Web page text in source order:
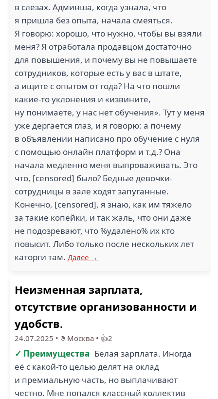
в слезах. Админша, когда узнала, что
я пришла без опыта, начала смеяться.
Я говорю: хорошо, что нужно, чтобы вы взяли
меня? Я отработала продавцом достаточно
для повышения, и почему вы не повышаете
сотрудников, которые есть у вас в штате,
а ищите с опытом от года? На что пошли
какие-то уклонения и «извините,
ну понимаете, у нас нет обучения». Тут у меня
уже дергается глаз, и я говорю: а почему
в объявлении написано про обучение с нуля
с помощью онлайн платформ и т.д.? Она
начала медленно меня выпроваживать. Это
что, [censored] было? Бедные девочки-
сотрудницы в зале ходят запуганные.
Конечно, [censored], я знаю, как им тяжело
за такие копейки, и так жаль, что они даже
не подозревают, что %удалено% их кто
повысит. Либо только после нескольких лет
каторги там. Далее →
Неизменная зарплата,
отсутствие организованности и
удобств.
24.07.2025 • Москва • 👍2
✓ Преимущества Белая зарплата. Иногда
её с какой-то целью делят на оклад
и премиальную часть, но выплачивают
честно. Мне попался классный коллектив